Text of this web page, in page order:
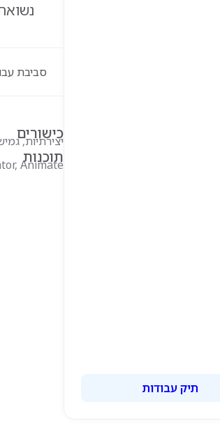
תיק עבודות
סביבת
כישורים
יצירתיות,
תוכנות
Animate